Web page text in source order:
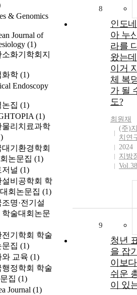
& Genomics
Journal of
(1)
화기학회지
화학 (1)
Endoscopy
논집 (1)
(1)
물리치료과학
대기환경학회
논문집 (1)
저널 (1)
설비공학회 학
회논문집 (1)
조명·전기설
학술대회논문
전기학회 학술
집 (1)
와 교육 (1)
행정학회 학술
집 (1)
Journal (1)
8
인도
아 누
라를
왔는
이거
체 복
가 될
도?
최원재
(주)
치연
2024
지방
9
청년
을 잡
이보
쉬운
이 있